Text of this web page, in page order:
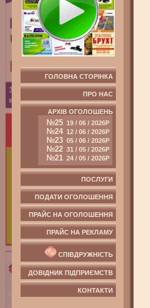
ГОЛОВНА СТОРІНКА
ПРО НАС
АРХІВ ОГОЛОШЕНЬ
№25 19 / 06 / 2026Р
№24 12 / 06 / 2026Р
№23 05 / 06 / 2026Р
№22 31 / 05 / 2026Р
№21 24 / 05 / 2026Р
ПОСЛУГИ
ПОДАТИ ОГОЛОШЕННЯ
ПРАЙС НА ОГОЛОШЕННЯ
ПРАЙС НА РЕКЛАМУ
СПІВДРУЖНІСТЬ
ДОВІДНИК ПІДПРИЄМСТВ
КОНТАКТИ